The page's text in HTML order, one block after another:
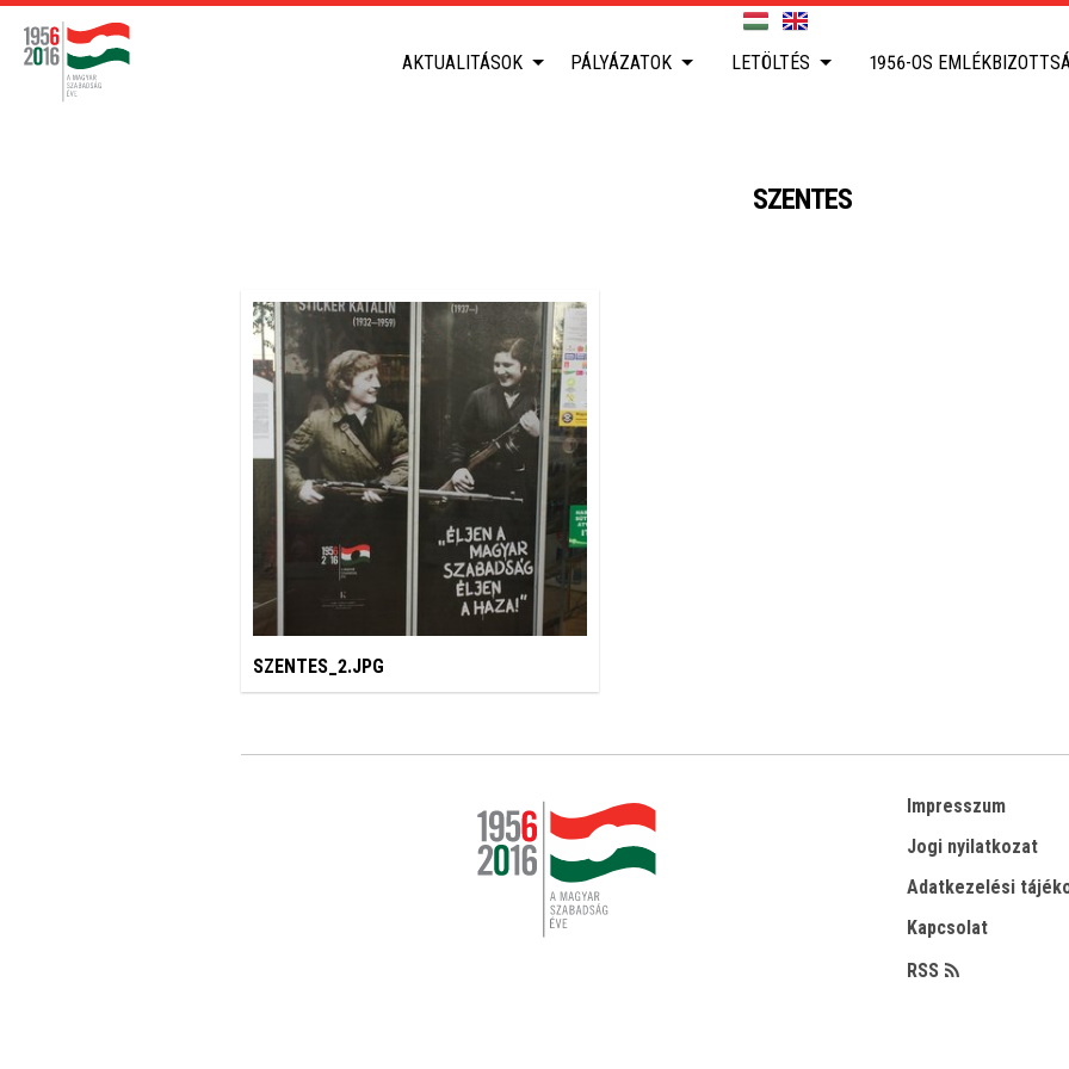
AKTUALITÁSOK PÁLYÁZATOK LETÖLTÉS 1956-OS
SZENTES
SZENTES_2.JPG
Impresszum
Jogi nyilatkozat
Adatkezelési
Kapcsolat
RSS